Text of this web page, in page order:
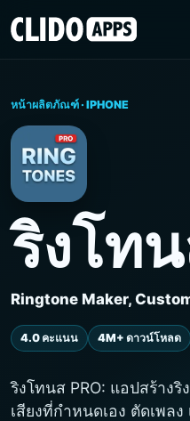
หน้าผลิตภัณฑ์ · IPHONE
ริงโท
Ringtone Maker,
4.0 คะแนน 4M+ ดาวน์โหลด
ริงโทนส PRO: แอปสร้าง
เสียงที่กำหนดเอง ตัดเพล